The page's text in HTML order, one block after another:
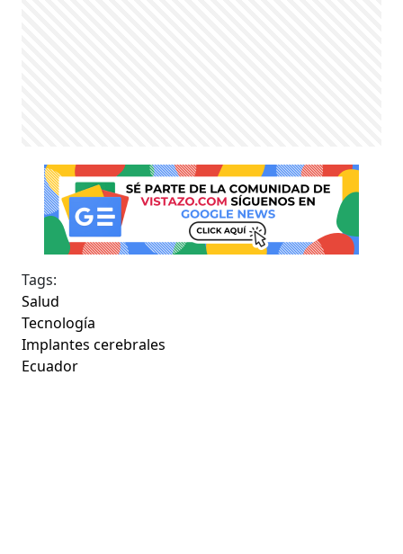
Tags:
Salud
Tecnología
Implantes cerebrales
Ecuador